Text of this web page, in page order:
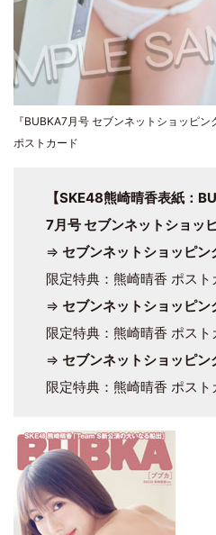
『BUBKA7月号 セブンネットショッピ
ポストカード
【SKE48熊崎晴香表紙：
7月号 セブンネットショッ
⇒ セブンネットショッピン
限定特典：熊崎晴香 ポスト
⇒ セブンネットショッピン
限定特典：熊崎晴香 ポスト
⇒ セブンネットショッピン
限定特典：熊崎晴香 ポスト